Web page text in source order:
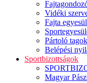
Vidéki
Fajta
Pártoló
Belépési
Sportbizottságok
Magyar